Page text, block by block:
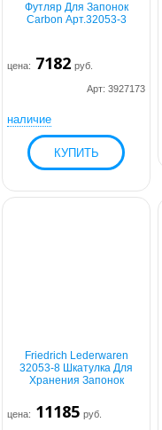
Футляр Для Запонок
Carbon Арт.32053-3
цена: 7182 руб.
Арт: 3927173
наличие
Friedrich Lederwaren
32053-8 Шкатулка Для
Хранения Запонок
цена: 11185 руб.